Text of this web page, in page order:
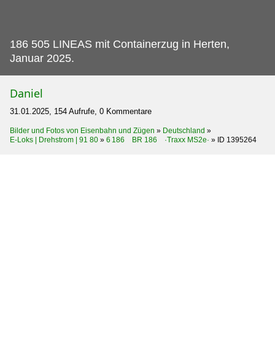
186 505 LINEAS mit Containerzug in Herten,
Januar 2025.
Daniel
31.01.2025, 154 Aufrufe, 0 Kommentare
Bilder und Fotos von Eisenbahn und Zügen » Deutschland »
E-Loks | Drehstrom | 91 80 » 6 186 BR 186 ·Traxx MS2e· » ID 1395264